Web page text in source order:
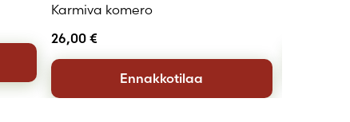
Karmiva komero
26,00 €
Ennakkotilaa